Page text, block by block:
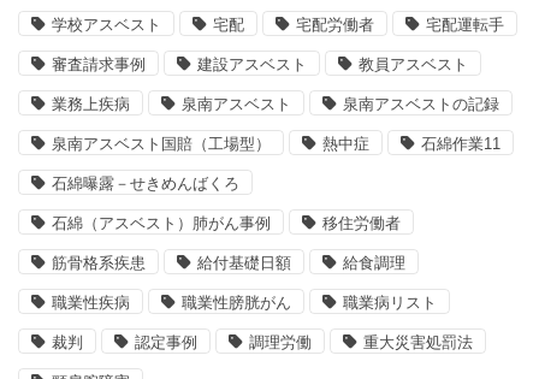
学校アスベスト 宅配 宅配労働者 宅配運転手
審査請求事例 建設アスベスト 教員アスベスト
業務上疾病 泉南アスベスト 泉南アスベストの記録
泉南アスベスト国賠（工場型） 熱中症 石綿作業11
石綿曝露－せきめんばくろ
石綿（アスベスト）肺がん事例 移住労働者
筋骨格系疾患 給付基礎日額 給食調理
職業性疾病 職業性膀胱がん 職業病リスト
裁判 認定事例 調理労働 重大災害処罰法